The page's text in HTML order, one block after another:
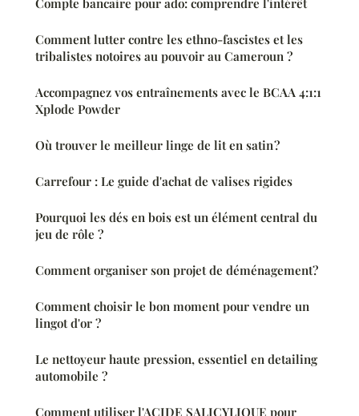
Compte bancaire pour ado: comprendre l'intérêt
Comment lutter contre les ethno-fascistes et les
tribalistes notoires au pouvoir au Cameroun ?
Accompagnez vos entraînements avec le BCAA 4:1:1
Xplode Powder
Où trouver le meilleur linge de lit en satin ?
Carrefour : Le guide d'achat de valises rigides
Pourquoi les dés en bois est un élément central du
jeu de rôle ?
Comment organiser son projet de déménagement?
Comment choisir le bon moment pour vendre un
lingot d'or ?
Le nettoyeur haute pression, essentiel en detailing
automobile ?
Comment utiliser l'ACIDE SALICYLIQUE pour